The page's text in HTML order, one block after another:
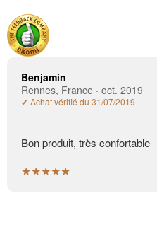
Benjamin
Rennes, France · oct. 2019
✔ Achat vérifié du 31/07/2019
Bon produit, très confortable
★★★★★